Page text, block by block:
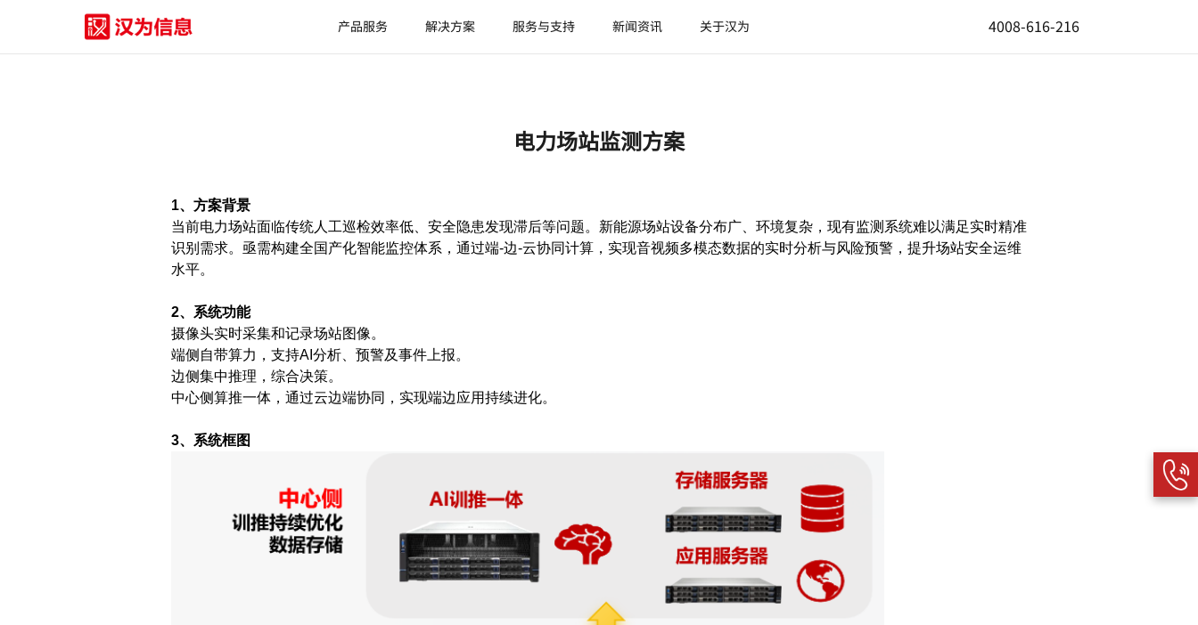
产品服务 解决方案 服务与支持 新闻资讯 关于汉为 4008-616-216
电力场站监测方案
1、方案背景
当前电力场站面临传统人工巡检效率低、安全隐患发现滞后等问题。新能源场站设备分布广、环境复杂，现有监测系统难以满足实时精准
识别需求。亟需构建全国产化智能监控体系，通过端-边-云协同计算，实现音视频多模态数据的实时分析与风险预警，提升场站安全运维
水平。
2、系统功能
摄像头实时采集和记录场站图像。
端侧自带算力，支持AI分析、预警及事件上报。
边侧集中推理，综合决策。
中心侧算推一体，通过云边端协同，实现端边应用持续进化。
3、系统框图